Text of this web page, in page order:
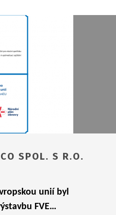
SPOL. S R.O.
unií byl
FVE…